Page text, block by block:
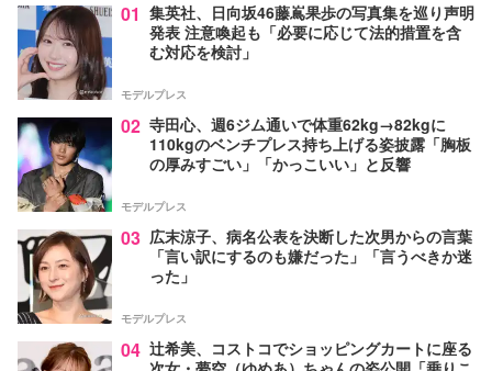
01 集英社、日向坂46藤嶌果歩の写真集を巡り声明
発表 注意喚起も「必要に応じて法的措置を含
む対応を検討」
モデルプレス
02 寺田心、週6ジム通いで体重62kg→82kgに
110kgのベンチプレス持ち上げる姿披露「胸板
の厚みすごい」「かっこいい」と反響
モデルプレス
03 広末涼子、病名公表を決断した次男からの言葉
「言い訳にするのも嫌だった」「言うべきか迷
った」
モデルプレス
04 辻希美、コストコでショッピングカートに座る